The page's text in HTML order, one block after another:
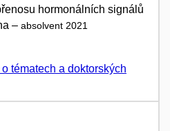
hormonálních signálů
– absolvent 2021
tématech a doktorských